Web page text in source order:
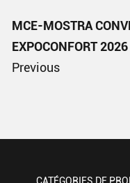
MCE-MOSTRA
EXPOCONFORT 2026
Previous